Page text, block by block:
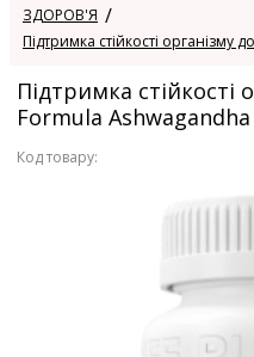
ЗДОРОВ'Я
Підтримка стійкості організму
Підтримка стійкості
Formula
Код товару: